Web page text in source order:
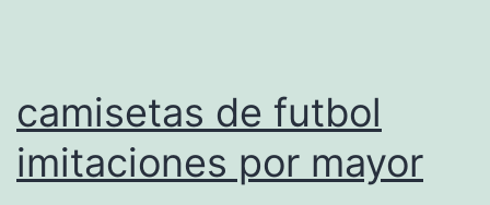
camisetas de futbol
imitaciones por mayor